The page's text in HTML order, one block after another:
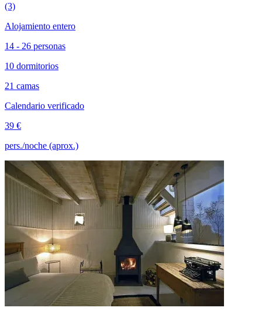
(3)
Alojamiento entero
14 - 26 personas
10 dormitorios
21 camas
Calendario verificado
39 €
pers./noche (aprox.)